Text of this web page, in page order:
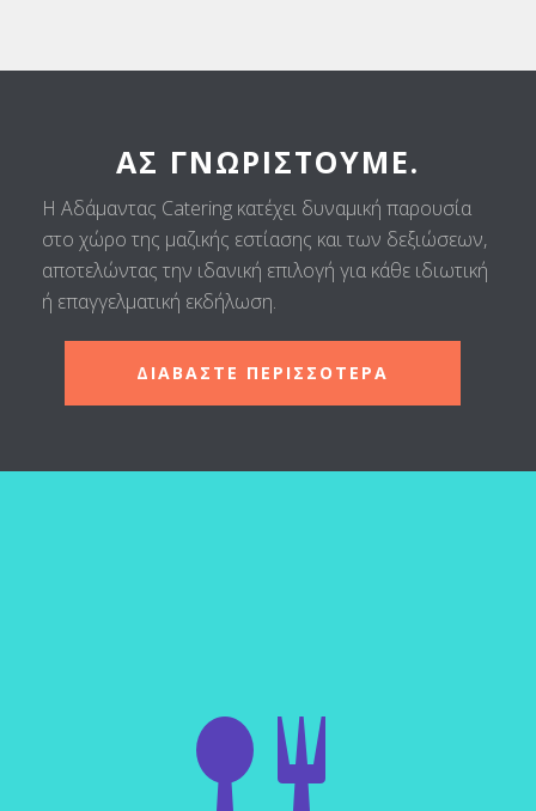
ΑΣ ΓΝΩΡΙΣΤΟΎΜΕ.
Η Αδάμαντας Catering κατέχει δυναμική παρουσία
στο χώρο της μαζικής εστίασης και των δεξιώσεων,
αποτελώντας την ιδανική επιλογή για κάθε ιδιωτική
ή επαγγελματική εκδήλωση.
ΔΙΑΒΑΣΤΕ ΠΕΡΙΣΣΟΤΕΡΑ